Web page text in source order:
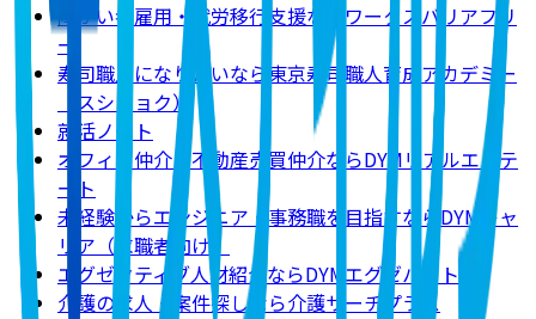
障がい者雇用・就労移行支援ならワークスバリアフリ
ー
寿司職人になりたいなら東京寿司職人育成アカデミー
（スシショク）
就活ノート
オフィス仲介・不動産売買仲介ならDYMリアルエステ
ート
未経験からエンジニア・事務職を目指すならDYMキャ
リア（求職者向け）
エグゼクティブ人材紹介ならDYMエグゼパート
介護の求人・案件探しなら介護サーチプラス